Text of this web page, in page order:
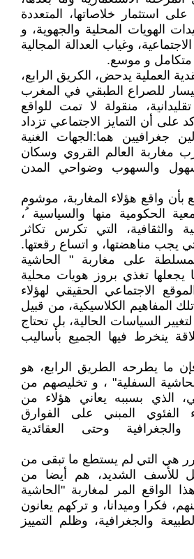
استثمار خلاصاتها، المتعددة
الهويات المحلية والجهوية، و
وغياب العدالة المجالية
متكامل و موسع.
العملية يدحض، الكريق الرابع،
للصراع الطبقي في المغرب
منقولة لا تمت للواقع
على أن التمايز الاجتماعي تزداد
جغرافيين هما:الجهات الغنية
مغاربة العالم القروي وسكان
والسهوب وضواحي المدن
بأن واقع هؤلاء المغاربة، موشوم
الحكومية منها والسياسية ُ،
والثقافية، التي تكرس تكاثر
يجب مناهضتها، و اتساع رقعتها.
على مغاربة " الحاشية
يجعلها تغذي بروز هويات محلية
الاجتماعي الحقيقي لهؤلاء
المفاهيم الكلاسيكية، من قبيل
السياسات الحالية، بل تحتاج
ينخرط فيها الجميع بأساليب
ما يطرحه الطريق الرابع، هو
السفلية" ، و تخليصهم من
الذي بسببه يعاني هؤلاء من
الفئوي المبني على الفوارق
والجغرافية وحتى العقائدية
هي التي لم يستطع ما تبقى من
بل للأسف الشديد، هم أيضا من
المر لمغاربة "الحاشية
فكرا وميدانا، و تركهم يعانون
والجغرافية، وظلم التمييز